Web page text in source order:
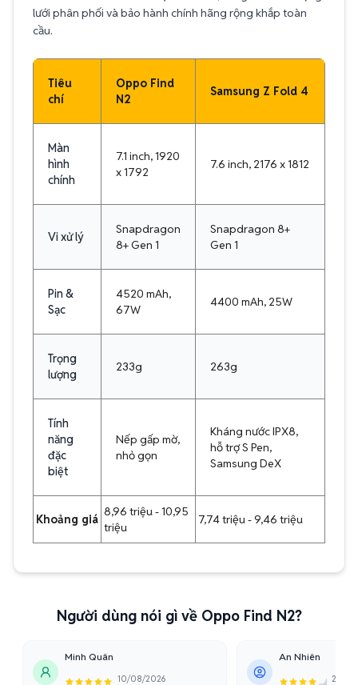
lưới phân phối và bảo hành chính hãng rộng khắp toàn
cầu.
Tiêu
chí
Oppo Find
N2
Samsung Z Fold 4
Màn
hình
chính
7.1 inch, 1920
x 1792
7.6 inch, 2176 x 1812
Vi xử lý
Snapdragon
8+ Gen 1
Snapdragon 8+
Gen 1
Pin &
Sạc
4520 mAh,
67W
4400 mAh, 25W
Trọng
lượng
233g 263g
Tính
năng
đặc
biệt
Nếp gấp mờ,
nhỏ gọn
Kháng nước IPX8,
hỗ trợ S Pen,
Samsung DeX
Khoảng giá
8,96 triệu - 10,95
triệu
7,74 triệu - 9,46 triệu
Người dùng nói gì về Oppo Find N2?
Minh Quân
10/08/2026
An Nhiên
21/07/